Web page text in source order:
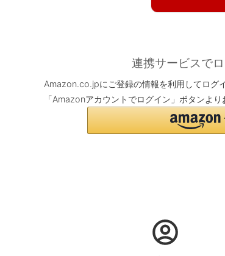
連携サービスで
Amazon.co.jpにご登録の情報を利用してログ
「Amazonアカウントでログイン」ボタンより